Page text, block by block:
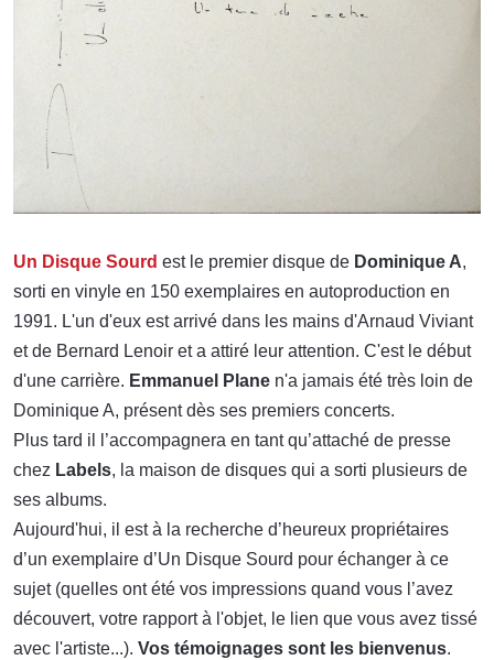
Un Disque Sourd est le premier disque de Dominique A,
sorti en vinyle en 150 exemplaires en autoproduction en
1991. L'un d'eux est arrivé dans les mains d'Arnaud Viviant
et de Bernard Lenoir et a attiré leur attention. C'est le début
d'une carrière. Emmanuel Plane n'a jamais été très loin de
Dominique A, présent dès ses premiers concerts.
Plus tard il l’accompagnera en tant qu’attaché de presse
chez Labels, la maison de disques qui a sorti plusieurs de
ses albums.
Aujourd'hui, il est à la recherche d’heureux propriétaires
d’un exemplaire d’Un Disque Sourd pour échanger à ce
sujet (quelles ont été vos impressions quand vous l’avez
découvert, votre rapport à l'objet, le lien que vous avez tissé
avec l'artiste...). Vos témoignages sont les bienvenus.